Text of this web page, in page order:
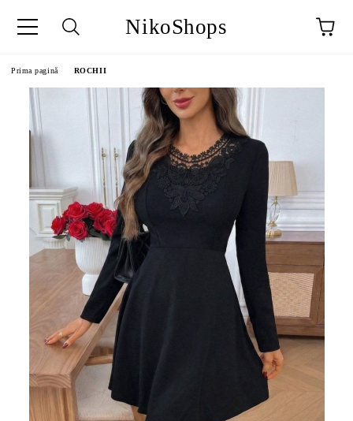
NikoShops
Prima pagină ROCHII